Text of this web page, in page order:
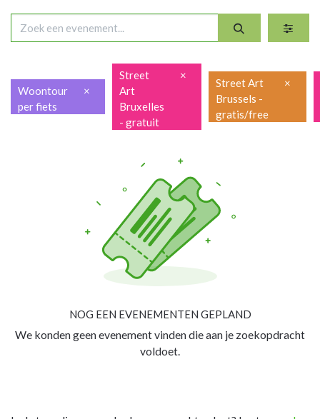
Woontour
per fiets
×
Street
Art
Bruxelles
- gratuit
×
Street Art
Brussels -
gratis/free
×
NOG EEN EVENEMENTEN GEPLAND
We konden geen evenement vinden die aan je zoekopdracht
voldoet.